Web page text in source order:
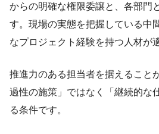
からの明確な権限委譲と、各部門
す。現場の実態を把握している中
なプロジェクト経験を持つ人材が
推進力のある担当者を据えること
過性の施策」ではなく「継続的な
る条件です。